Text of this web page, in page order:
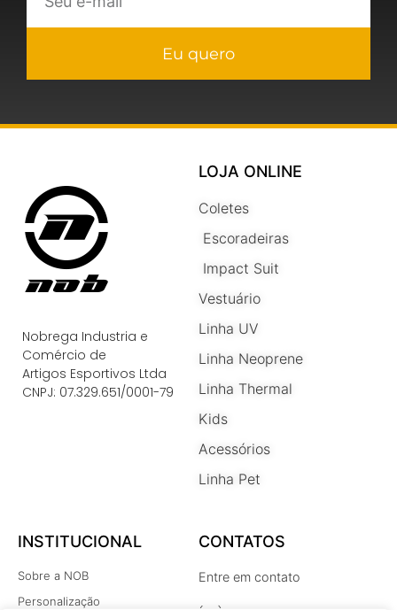
Eu quero
Nobrega Industria e
Comércio de
Artigos Esportivos Ltda
CNPJ: 07.329.651/0001-79
LOJA ONLINE
Coletes
Escoradeiras
Impact Suit
Vestuário
Linha UV
Linha Neoprene
Linha Thermal
Kids
Acessórios
Linha Pet
INSTITUCIONAL
Sobre a NOB
Personalização
CONTATOS
Entre em contato